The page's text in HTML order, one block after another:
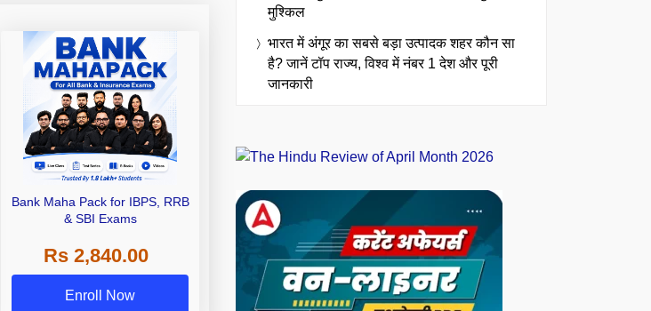
Bank Maha Pack for IBPS, RRB
& SBI Exams
Rs 2,840.00
Enroll Now
मुश्किल
भारत में अंगूर का सबसे बड़ा उत्पादक शहर कौन सा
है? जानें टॉप राज्य, विश्व में नंबर 1 देश और पूरी
जानकारी